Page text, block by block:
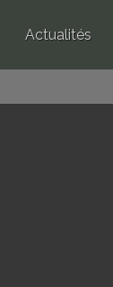
Actualités